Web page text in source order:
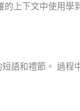
上下文中使用學
語和禮節。 過程